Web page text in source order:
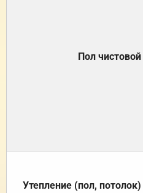
Пол чистовой
Утепление (пол, потолок)